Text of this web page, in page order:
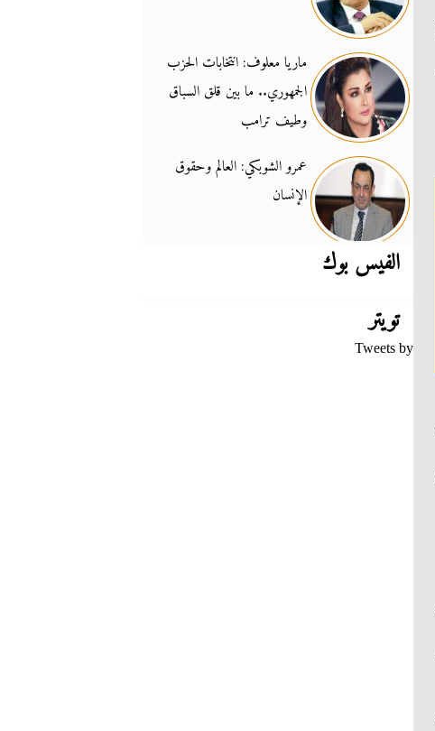
ماريا معلوف: انتخابات الحزب
الجمهوري.. ما بين قلق السباق
وطيف ترامب
عمرو الشوبكي: العالم وحقوق
الإنسان
الفيس بوك
تويتر
Tweets by